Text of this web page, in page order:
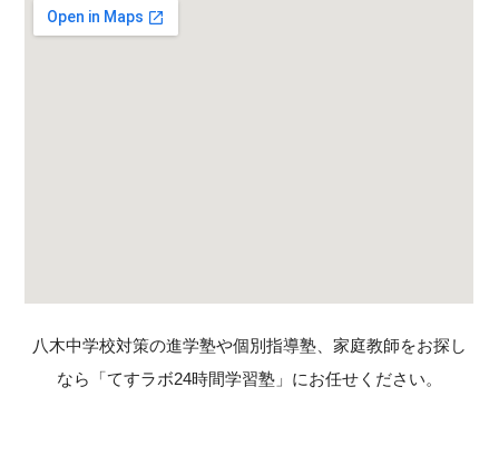
八木中学校対策の進学塾や個別指導塾、家庭教師をお探し
なら「てすラボ24時間学習塾」にお任せください。